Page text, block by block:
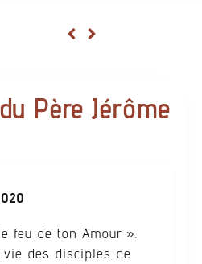
Père Jérôme
feu de ton Amour ».
vie des disciples de